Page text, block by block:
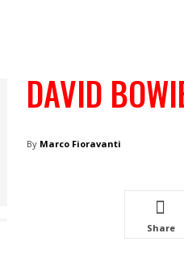
DAVID
By Marco Fioravanti
Share